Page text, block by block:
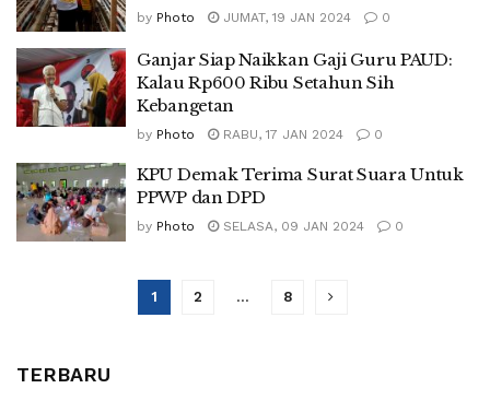
by Photo JUMAT, 19 JAN 2024 0
Ganjar Siap Naikkan Gaji Guru PAUD:
Kalau Rp600 Ribu Setahun Sih
Kebangetan
by Photo RABU, 17 JAN 2024 0
KPU Demak Terima Surat Suara Untuk
PPWP dan DPD
by Photo SELASA, 09 JAN 2024 0
1 2 … 8
TERBARU